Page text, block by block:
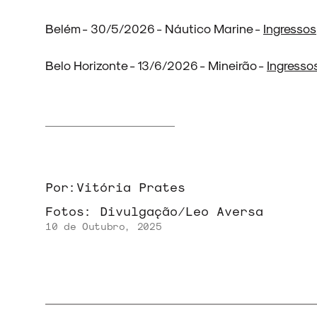
Belém - 30/5/2026 - Náutico Marine - Ingressos
Belo Horizonte - 13/6/2026 - Mineirão -
Por: Vitória Prates
Fotos: Divulgação/Leo Aversa
10 de Outubro, 2025